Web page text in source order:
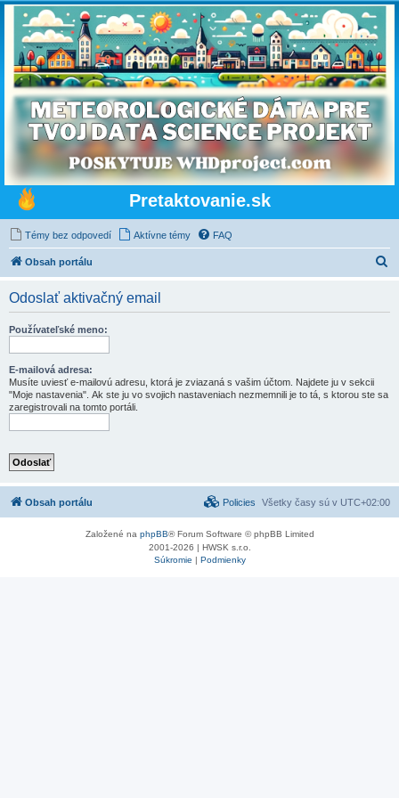
Pretaktovanie.sk
Témy bez odpovedí Aktívne témy FAQ
Obsah portálu
Odoslať aktivačný email
Používateľské meno:
E-mailová adresa:
Musíte uviesť e-mailovú adresu, ktorá je zviazaná s vašim účtom. Najdete ju v sekcii
"Moje nastavenia". Ak ste ju vo svojich nastaveniach nezmemnili je to tá, s ktorou ste sa
zaregistrovali na tomto portáli.
Obsah portálu Všetky časy sú v UTC+02:00
Policies
Založené na phpBB® Forum Software © phpBB Limited
2001-2026 | HWSK s.r.o.
Súkromie | Podmienky